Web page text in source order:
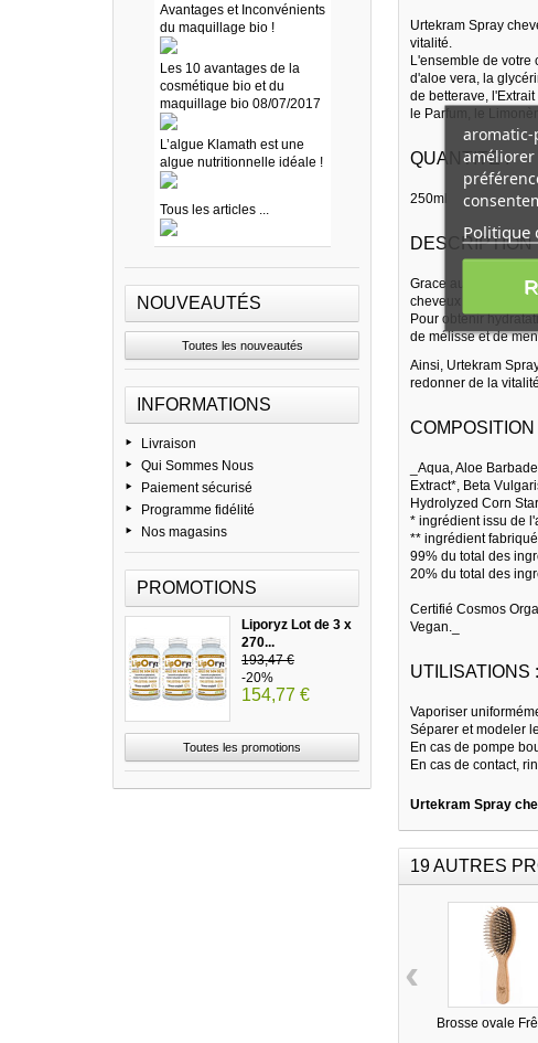
Avantages et Inconvénients
du maquillage bio !
Les 10 avantages de la
cosmétique bio et du
maquillage bio 08/07/2017
L’algue Klamath est une
algue nutritionnelle idéale !
Tous les articles ...
NOUVEAUTÉS
Toutes les nouveautés
INFORMATIONS
Livraison
Qui Sommes Nous
Paiement sécurisé
Programme fidélité
Nos magasins
PROMOTIONS
Liporyz Lot de 3 x
270...
193,47 €
-20%
154,77 €
Toutes les promotions
Urtekram Spray
vitalité.
L'ensemble de votre
d'aloe vera, la
de betterave,
le Parfum, le
QUANTITE :
250ml
Grace aux
cheveux secs,
Pour obtenir
de mélisse et de
Ainsi, Urtekram
redonner de la
_Aqua, Aloe
Extract*, Beta
Hydrolyzed Corn
* ingrédient issu de
** ingrédient
99% du total des
20% du total des
Certifié Cosmos
Vegan._
UTILISATIONS :
Vaporiser
Séparer et modeler
En cas de pompe
En cas de contact,
Urtekram Spray
19 AUTRES
Brosse ovale
‹
aromatic-
améliorer
Politique